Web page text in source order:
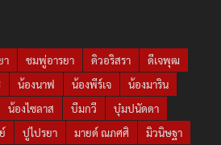
า ชมพู่อารยา ดิวอริสรา
ดีเจพุฒ
น้องนาฟ น้องพีร์เจ
น้องมาริน
น้องไซลาส บีมกวี
บุ๋มปนัดดา
ปูไปรยา มายด์ ณภศศิ
มิวนิษฐา